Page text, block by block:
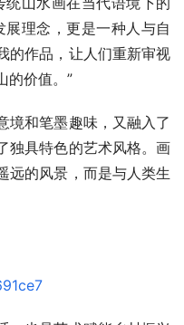
展理念，更是一种人与自
的作品，让人们重新审视
的价值。”
境和笔墨趣味，又融入了
独具特色的艺术风格。画
远的风景，而是与人类生